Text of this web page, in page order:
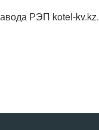
РЭП kotel-kv.kz.